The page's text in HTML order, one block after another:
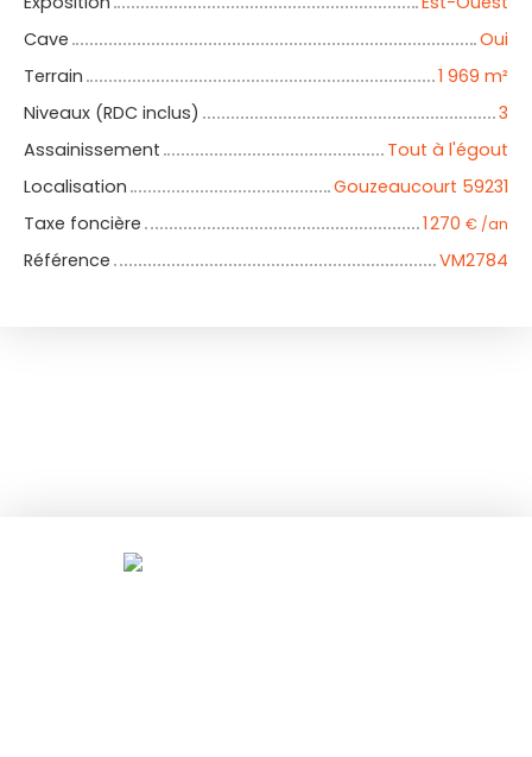
Cave
Oui
Terrain
1 969 m²
Niveaux (RDC inclus)
3
Assainissement
Tout à l'égout
Localisation
Gouzeaucourt 59231
Taxe foncière
1 270 € /an
Référence VM2784